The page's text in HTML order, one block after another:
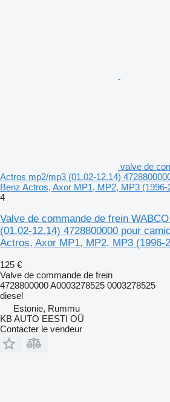
valve de
Actros mp2/mp3 (01.02-12.14)
Benz Actros, Axor MP1, MP2, MP3 (1996-
4
Valve de commande de frein
(01.02-12.14) 4728800000 pour
Actros, Axor MP1, MP2, MP3 (1996-
125 €
Valve de commande de frein
4728800000 A0003278525 0003278525
diesel
Estonie, Rummu
KB AUTO EESTI OÜ
Contacter le vendeur